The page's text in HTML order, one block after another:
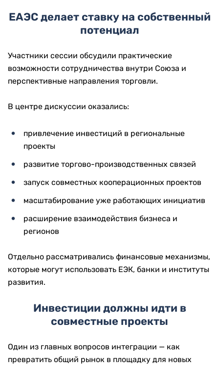
ЕАЭС делает ставку на собственный
потенциал
Участники сессии обсудили практические
возможности сотрудничества внутри Союза и
перспективные направления торговли.
В центре дискуссии оказались:
привлечение инвестиций в региональные
проекты
развитие торгово-производственных связей
запуск совместных кооперационных проектов
масштабирование уже работающих инициатив
расширение взаимодействия бизнеса и
регионов
Отдельно рассматривались финансовые механизмы,
которые могут использовать ЕЭК, банки и институты
развития.
Инвестиции должны идти в
совместные проекты
Один из главных вопросов интеграции — как
превратить общий рынок в площадку для новых